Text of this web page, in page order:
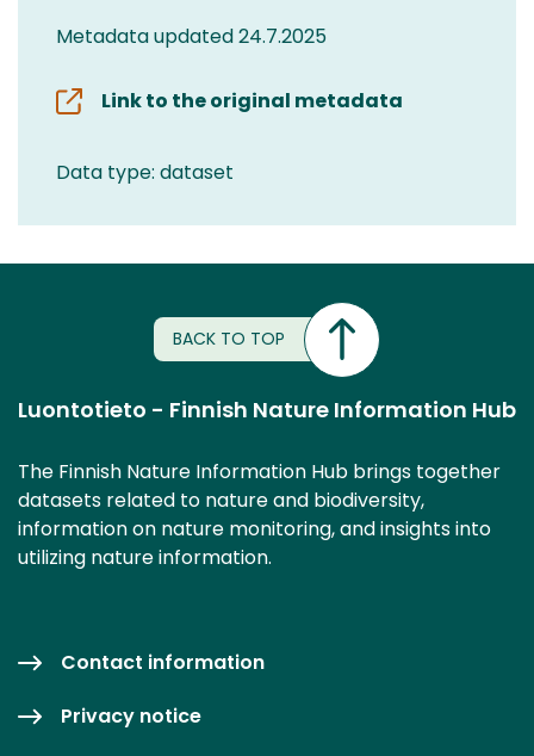
Metadata updated 24.7.2025
Link to the original metadata
Data type: dataset
BACK TO TOP
Luontotieto - Finnish Nature Information Hub
The Finnish Nature Information Hub brings together
datasets related to nature and biodiversity,
information on nature monitoring, and insights into
utilizing nature information.
Contact information
Privacy notice